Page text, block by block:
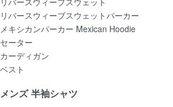
リバースウィーブスウェットパーカー
メキシカンパーカー Mexican Hoodie
セーター
カーディガン
ベスト
メンズ 半袖シャツ